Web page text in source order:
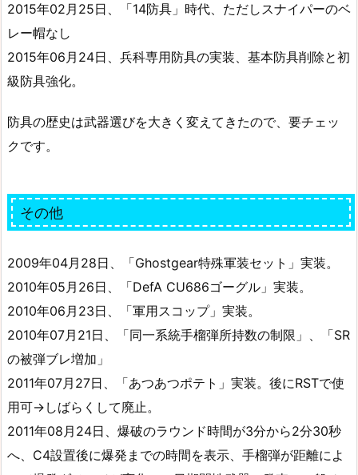
2015年02月25日、「14防具」時代、ただしスナイパーのベ
レー帽なし
2015年06月24日、兵科専用防具の実装、基本防具削除と初
級防具強化。
防具の歴史は武器選びを大きく変えてきたので、要チェッ
クです。
その他
2009年04月28日、「Ghostgear特殊軍装セット」実装。
2010年05月26日、「DefA CU686ゴーグル」実装。
2010年06月23日、「軍用スコップ」実装。
2010年07月21日、「同一系統手榴弾所持数の制限」、「SR
の被弾ブレ増加」
2011年07月27日、「あつあつポテト」実装。後にRSTで使
用可→しばらくして廃止。
2011年08月24日、爆破のラウンド時間が3分から2分30秒
へ、C4設置後に爆発までの時間を表示、手榴弾が距離によ